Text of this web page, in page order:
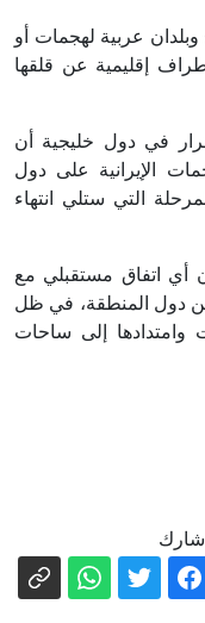
عربية لهجمات أو
إقليمية عن قلقها
في دول خليجية أن
الإيرانية على دول
التي ستلي انتهاء
أي اتفاق مستقبلي مع
دول المنطقة، في ظل
وامتدادها إلى ساحات
شارك